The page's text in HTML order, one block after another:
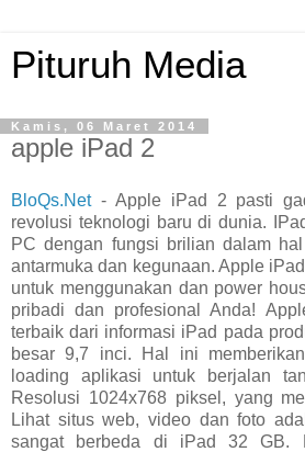
Pituruh Media
Kamis, 06 Maret 2014
apple iPad 2
BloQs.Net- Apple iPad 2 pasti
revolusi teknologi baru di dunia.
PC dengan fungsi brilian dalam
antarmuka dan kegunaan. Apple
untuk menggunakan dan power
pribadi dan profesional Anda!
terbaik dari informasi iPad pada
besar 9,7 inci. Hal ini
loading aplikasi untuk berjalan
Resolusi 1024x768 piksel, yang
Lihat situs web, video dan foto
sangat berbeda di iPad 32 GB.